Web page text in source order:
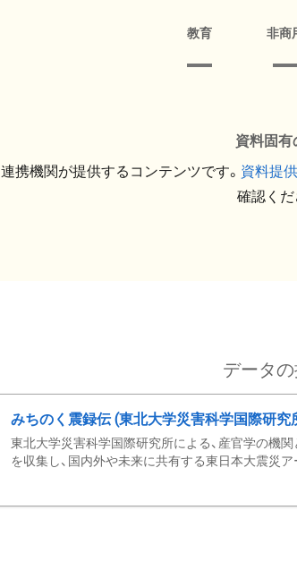
教育 非商
資料固有
連携機関が提供するコンテンツです。 資料提
確認くだ
データ
みちのく震録伝 (東北大学災害科学国際研究
東北大学災害科学国際研究所による、産官学の機関
を収集し、国内外や未来に共有する東日本大震災ア